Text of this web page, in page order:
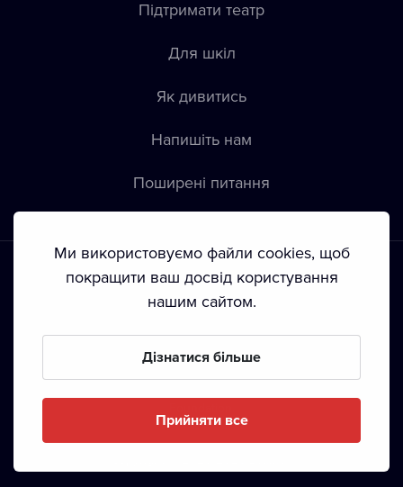
Підтримати театр
Для шкіл
Як дивитись
Напишіть нам
Пoширені питання
Положення й умови • Конфіденційність • Автoрські права
Ми використовуємо файли cookies, щоб
покращити ваш досвід користування
нашим сайтом.
Дізнатися більше
Прийняти все